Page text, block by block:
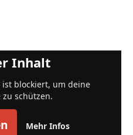
Inhalt
ist blockiert, um deine
zu schützen.
Mehr Infos